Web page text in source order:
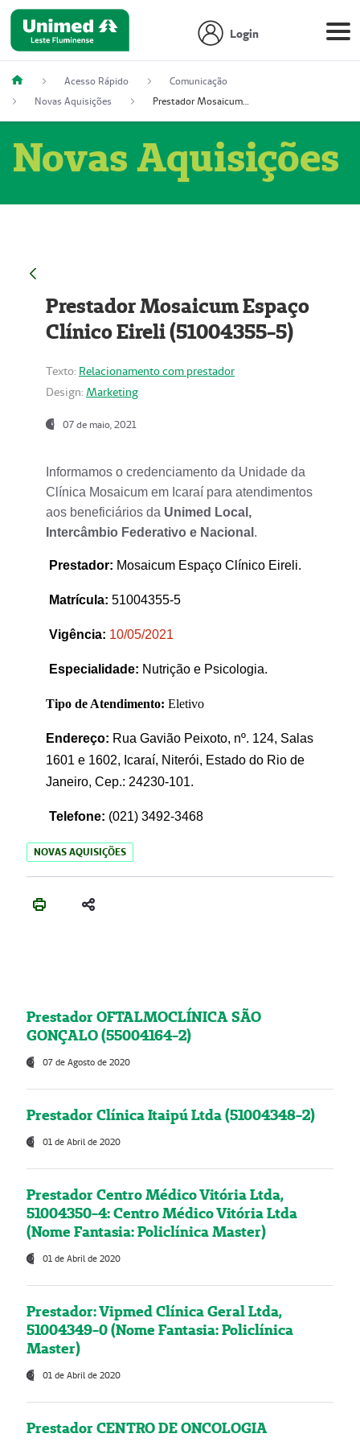
Login
Acesso Rápido
Comunicação
Novas Aquisições
Prestador Mosaicum Espaço Clínico Eireli (51004355-5)
Novas Aquisições
Prestador Mosaicum Espaço
Clínico Eireli (51004355-5)
Texto: Relacionamento com prestador
Design: Marketing
07 de maio, 2021
Informamos o credenciamento da Unidade da
Clínica Mosaicum em Icaraí para atendimentos
aos beneficiários da Unimed Local,
Intercâmbio Federativo e Nacional .
Prestador: Mosaicum Espaço Clínico Eireli.
Matrícula: 51004355-5
Vigência: 10/05/2021
Especialidade: Nutrição e Psicologia.
Tipo de Atendimento: Eletivo
Endereço: Rua Gavião Peixoto, nº. 124, Salas
1601 e 1602, Icaraí, Niterói, Estado do Rio de
Janeiro, Cep.: 24230-101.
Telefone: (021) 3492-3468
NOVAS AQUISIÇÕES
Prestador OFTALMOCLÍNICA SÃO
GONÇALO (55004164-2)
07 de Agosto de 2020
Prestador Clínica Itaipú Ltda (51004348-2)
01 de Abril de 2020
Prestador Centro Médico Vitória Ltda,
51004350-4: Centro Médico Vitória Ltda
(Nome Fantasia: Policlínica Master)
01 de Abril de 2020
Prestador: Vipmed Clínica Geral Ltda,
51004349-0 (Nome Fantasia: Policlínica
Master)
01 de Abril de 2020
Prestador CENTRO DE ONCOLOGIA